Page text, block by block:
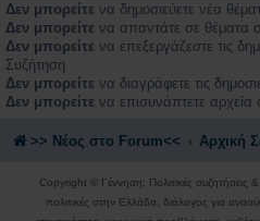
Δεν μπορείτε να δημοσιεύετε νέα
Δεν μπορείτε να απαντάτε σε θέματα
Δεν μπορείτε να επεξεργάζεστε τις
Συζήτηση
Δεν μπορείτε να διαγράφετε τις
Δεν μπορείτε να επισυνάπτετε
>> Nέος στο Forum<< Αρχική
Copyright © Γέννηση: Πολιτικές συζητήσεις &
πολιτικές στην Ελλάδα, διάλογος για